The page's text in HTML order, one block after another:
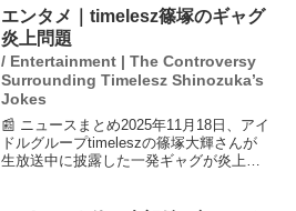
チームの勝利に大きく貢献しました。ロ
バーツ監督も佐々...
エンタメ｜timelesz篠塚のギャグ
炎上問題
/ Entertainment | The Controversy
Surrounding Timelesz Shinozuka’s
Jokes
📰 ニュースまとめ2025年11月18日、アイ
ドルグループtimeleszの篠塚大輝さんが
生放送中に披露した一発ギャグが炎上し